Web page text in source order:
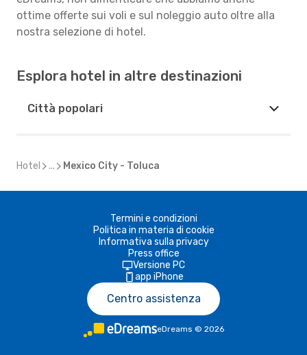
ottime offerte sui voli e sul noleggio auto oltre alla
nostra selezione di hotel.
Esplora hotel in altre destinazioni
Città popolari
Hotel ... Mexico City - Toluca
Termini e condizioni
Politica in materia di cookie
Informativa sulla privacy
Press office
Versione PC
app iPhone
Centro assistenza
eDreams © 2026